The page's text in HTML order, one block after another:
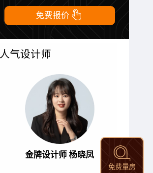
免费报价 
人气设计师
金牌设计师 杨晓凤
免费量房